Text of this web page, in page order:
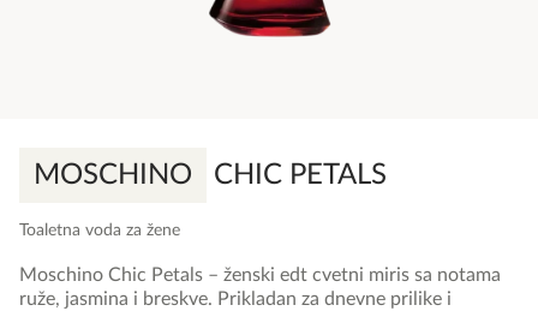
MOSCHINO CHIC PETALS
Toaletna voda za žene
Moschino Chic Petals – ženski edt cvetni miris sa notama
ruže, jasmina i breskve. Prikladan za dnevne prilike i